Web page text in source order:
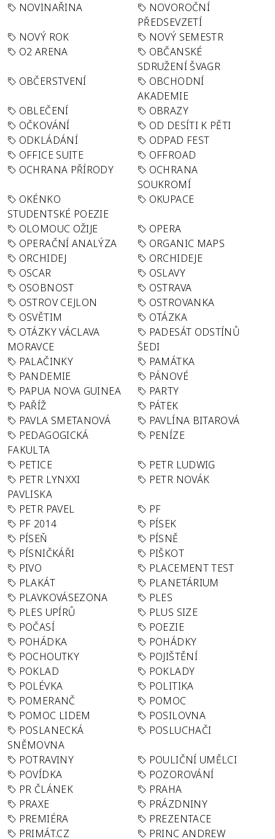
NOVINAŘINA
NOVOROČNÍ
PŘEDSEVZETÍ
NOVÝ ROK
NOVÝ SEMESTR
O2 ARENA
OBČANSKÉ
SDRUŽENÍ ŠVAGR
OBČERSTVENÍ
OBCHODNÍ
AKADEMIE
OBLEČENÍ
OBRAZY
OČKOVÁNÍ
OD DESÍTI K PĚTI
ODKLÁDÁNÍ
ODPAD FEST
OFFICE SUITE
OFFROAD
OCHRANA PŘÍRODY
OCHRANA
SOUKROMÍ
OKÉNKO
STUDENTSKÉ POEZIE
OKUPACE
OLOMOUC OŽIJE
OPERA
OPERAČNÍ ANALÝZA
ORGANIC MAPS
ORCHIDEJ
ORCHIDEJE
OSCAR
OSLAVY
OSOBNOST
OSTRAVA
OSTROV CEJLON
OSTROVANKA
OSVĚTIM
OTÁZKA
OTÁZKY VÁCLAVA
MORAVCE
PADESÁT ODSTÍNŮ
ŠEDI
PALAČINKY
PAMÁTKA
PANDEMIE
PÁNOVÉ
PAPUA NOVA GUINEA
PARTY
PAŘÍŽ
PÁTEK
PAVLA SMETANOVÁ
PAVLÍNA BITAROVÁ
PEDAGOGICKÁ
FAKULTA
PENÍZE
PETICE
PETR LUDWIG
PETR LYNXXI
PAVLISKA
PETR NOVÁK
PETR PAVEL
PF
PF 2014
PÍSEK
PÍSEŇ
PÍSNĚ
PÍSNIČKÁŘI
PIŠKOT
PIVO
PLACEMENT TEST
PLAKÁT
PLANETÁRIUM
PLAVKOVÁSEZONA
PLES
PLES UPÍRŮ
PLUS SIZE
POČASÍ
POEZIE
POHÁDKA
POHÁDKY
POCHOUTKY
POJIŠTĚNÍ
POKLAD
POKLADY
POLÉVKA
POLITIKA
POMERANČ
POMOC
POMOC LIDEM
POSILOVNA
POSLANECKÁ
SNĚMOVNA
POSLUCHAČI
POTRAVINY
POULIČNÍ UMĚLCI
POVÍDKA
POZOROVÁNÍ
PR ČLÁNEK
PRAHA
PRAXE
PRÁZDNINY
PREMIÉRA
PREZENTACE
PRIMÁT.CZ
PRINC ANDREW